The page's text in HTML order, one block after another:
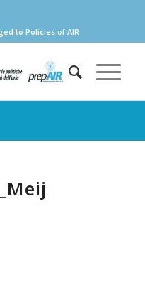
to Policies of AIR